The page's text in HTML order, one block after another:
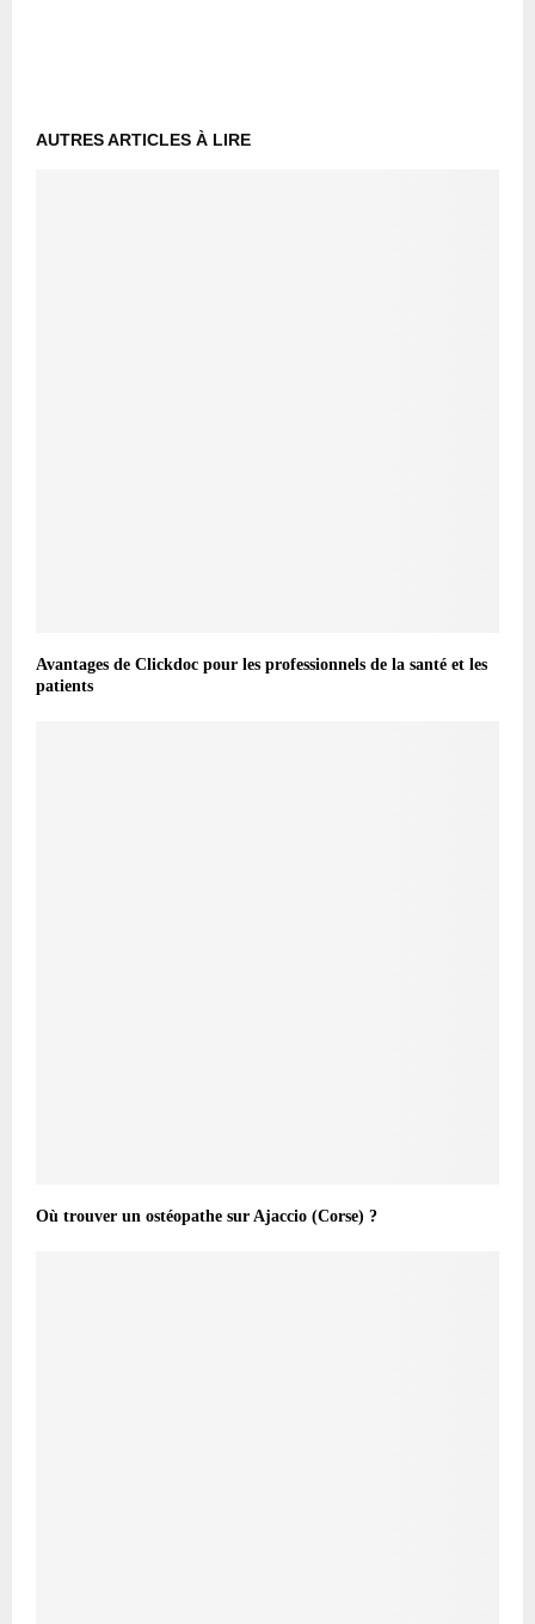
AUTRES ARTICLES À LIRE
Avantages de Clickdoc pour les professionnels de la santé et les
patients
Où trouver un ostéopathe sur Ajaccio (Corse) ?